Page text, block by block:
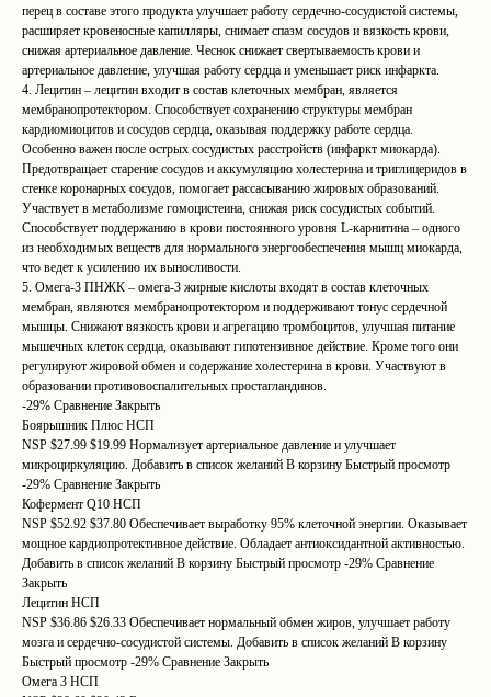
перец в составе этого продукта улучшает работу сердечно-сосудистой системы,
расширяет кровеносные капилляры, снимает спазм сосудов и вязкость крови,
снижая артериальное давление. Чеснок снижает свертываемость крови и
артериальное давление, улучшая работу сердца и уменьшает риск инфаркта.
4. Лецитин – лецитин входит в состав клеточных мембран, является
мембранопротектором. Способствует сохранению структуры мембран
кардиомиоцитов и сосудов сердца, оказывая поддержку работе сердца.
Особенно важен после острых сосудистых расстройств (инфаркт миокарда).
Предотвращает старение сосудов и аккумуляцию холестерина и триглицеридов в
стенке коронарных сосудов, помогает рассасыванию жировых образований.
Участвует в метаболизме гомоцистеина, снижая риск сосудистых событий.
Способствует поддержанию в крови постоянного уровня L-карнитина – одного
из необходимых веществ для нормального энергообеспечения мышц миокарда,
что ведет к усилению их выносливости.
5. Омега-3 ПНЖК – омега-3 жирные кислоты входят в состав клеточных
мембран, являются мембранопротектором и поддерживают тонус сердечной
мышцы. Снижают вязкость крови и агрегацию тромбоцитов, улучшая питание
мышечных клеток сердца, оказывают гипотензивное действие. Кроме того они
регулируют жировой обмен и содержание холестерина в крови. Участвуют в
образовании противовоспалительных простагландинов.
-29% Сравнение Закрыть
Боярышник Плюс НСП
NSP $27.99 $19.99 Нормализует артериальное давление и улучшает
микроциркуляцию. Добавить в список желаний В корзину Быстрый просмотр
-29% Сравнение Закрыть
Кофермент Q10 НСП
NSP $52.92 $37.80 Обеспечивает выработку 95% клеточной энергии. Оказывает
мощное кардиопротективное действие. Обладает антиоксидантной активностью.
Добавить в список желаний В корзину Быстрый просмотр -29% Сравнение
Закрыть
Лецитин НСП
NSP $36.86 $26.33 Обеспечивает нормальный обмен жиров, улучшает работу
мозга и сердечно-сосудистой системы. Добавить в список желаний В корзину
Быстрый просмотр -29% Сравнение Закрыть
Омега 3 НСП